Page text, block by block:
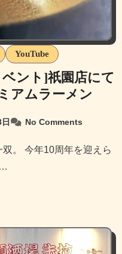
YouTube
ント]祇園店にて
アムラーメン
No Comments